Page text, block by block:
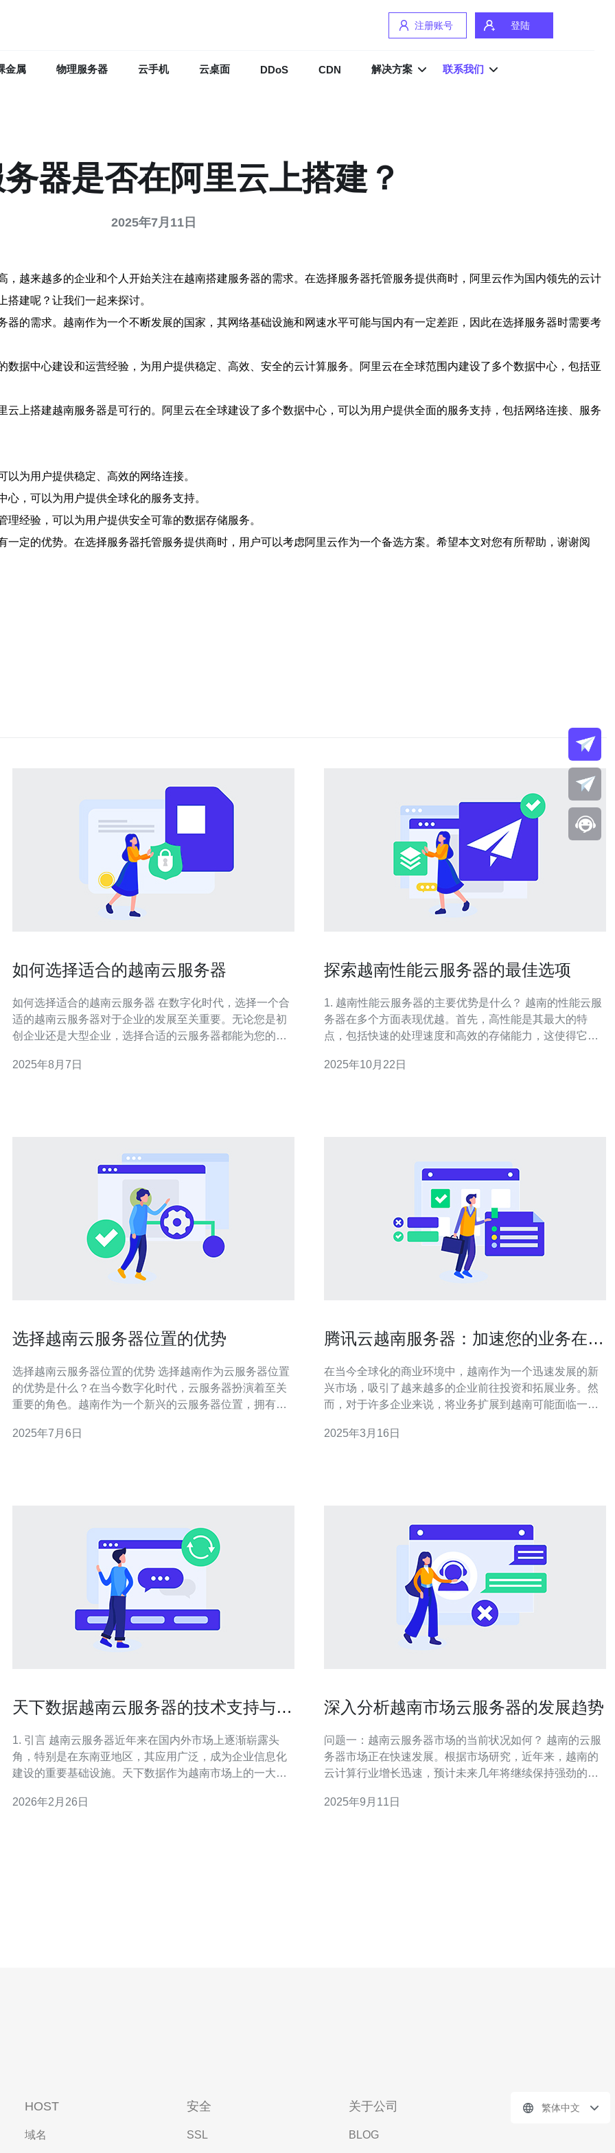
注册账号 登陆
金属 物理服务器 云手机 云桌面 DDoS CDN 解决方案 联系我们
器是否在阿里云上搭建？
2025年7月11日
越来越多的企业和个人开始关注在越南搭建服务器的需求。在选择服务器托管服务提供商时，阿里云作为国内领先的云计
建呢？让我们一起来探讨。
的需求。越南作为一个不断发展的国家，其网络基础设施和网速水平可能与国内有一定差距，因此在选择服务器时需要考
据中心建设和运营经验，为用户提供稳定、高效、安全的云计算服务。阿里云在全球范围内建设了多个数据中心，包括亚
上搭建越南服务器是可行的。阿里云在全球建设了多个数据中心，可以为用户提供全面的服务支持，包括网络连接、服务
为用户提供稳定、高效的网络连接。
，可以为用户提供全球化的服务支持。
经验，可以为用户提供安全可靠的数据存储服务。
定的优势。在选择服务器托管服务提供商时，用户可以考虑阿里云作为一个备选方案。希望本文对您有所帮助，谢谢阅
如何选择适合的越南云服务器
如何选择适合的越南云服务器 在数字化时代，选择一个合
适的越南云服务器对于企业的发展至关重要。无论您是初
创企业还是大型企业，选择合适的云服务器都能为您的业
意事项，帮助您在众多选择中找到最适合自己的云服务
2025年8月7日
探索越南性能云服务器的最佳选项
1. 越南性能云服务器的主要优势是什么？ 越南的性能云服
务器在多个方面表现优越。首先，高性能是其最大的特
点，包括快速的处理速度和高效的存储能力，这使得它们
位置使其成为东南亚地区的一个重要枢纽，能够为周边国
2025年10月22日
选择越南云服务器位置的优势
选择越南云服务器位置的优势 选择越南作为云服务器位置
的优势是什么？在当今数字化时代，云服务器扮演着至关
重要的角色。越南作为一个新兴的云服务器位置，拥有许
地。 越南位于东南亚地区，地理位置优越，与中国、日
2025年7月6日
腾讯云越南服务器：加速您的业务在越
在当今全球化的商业环境中，越南作为一个迅速发展的新
兴市场，吸引了越来越多的企业前往投资和拓展业务。然
而，对于许多企业来说，将业务扩展到越南可能面临一些
服务器的推出为企业提供了一种快速、稳定和安全的解决
2025年3月16日
天下数据越南云服务器的技术支持与服
1. 引言 越南云服务器近年来在国内外市场上逐渐崭露头
角，特别是在东南亚地区，其应用广泛，成为企业信息化
建设的重要基础设施。天下数据作为越南市场上的一大服
的越南云服务器的技术支持与服务优劣进行深入分析。 2.
2026年2月26日
深入分析越南市场云服务器的发展趋势
问题一：越南云服务器市场的当前状况如何？ 越南的云服
务器市场正在快速发展。根据市场研究，近年来，越南的
云计算行业增长迅速，预计未来几年将继续保持强劲的增
务、金融科技和教育等领域。许多本地和国际云服务提供
2025年9月11日
HOST
域名
安全
SSL
关于公司
BLOG
繁体中文